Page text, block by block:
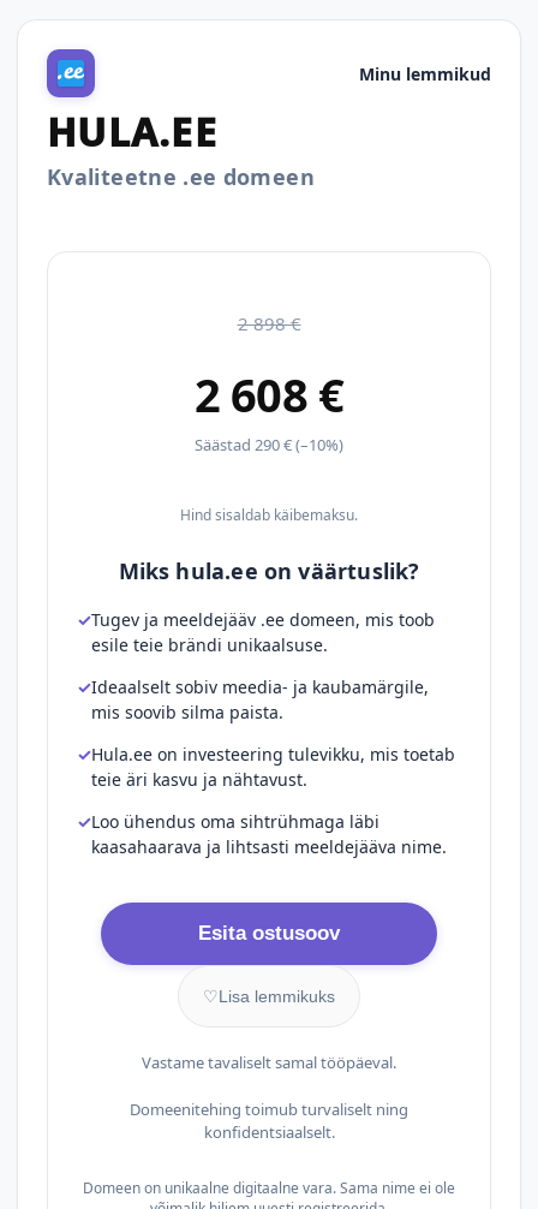
Minu lemmikud
HULA.EE
Kvaliteetne .ee domeen
2 898 €
2 608 €
Säästad 290 € (–10%)
Hind sisaldab käibemaksu.
Miks hula.ee on väärtuslik?
Tugev ja meeldejääv .ee domeen, mis toob
esile teie brändi unikaalsuse.
Ideaalselt sobiv meedia- ja kaubamärgile,
mis soovib silma paista.
Hula.ee on investeering tulevikku, mis toetab
teie äri kasvu ja nähtavust.
Loo ühendus oma sihtrühmaga läbi
kaasahaarava ja lihtsasti meeldejääva nime.
Esita ostusoov
♡Lisa lemmikuks
Vastame tavaliselt samal tööpäeval.
Domeenitehing toimub turvaliselt ning
konfidentsiaalselt.
Domeen on unikaalne digitaalne vara. Sama nime ei ole